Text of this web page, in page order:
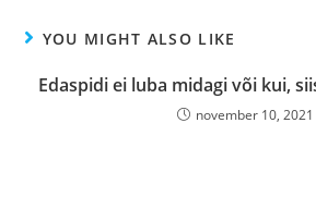
YOU MIGHT ALSO LIKE
Edaspidi ei luba midagi või kui,
november 10, 2021